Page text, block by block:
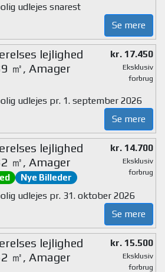
udlejes snarest
Se mere
lejlighed
㎡, Amager
kr. 17.450
Eksklusiv
forbrug
udlejes pr. 1. september 2026
Se mere
lejlighed
㎡, Amager
Nye Billeder
kr. 14.700
Eksklusiv
forbrug
udlejes pr. 31. oktober 2026
Se mere
lejlighed
㎡, Amager
kr. 15.500
Eksklusiv
forbrug